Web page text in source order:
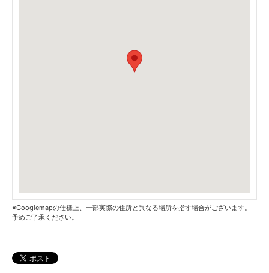
※Googlemapの仕様上、一部実際の住所と異なる場所を指す場合がございます。
予めご了承ください。